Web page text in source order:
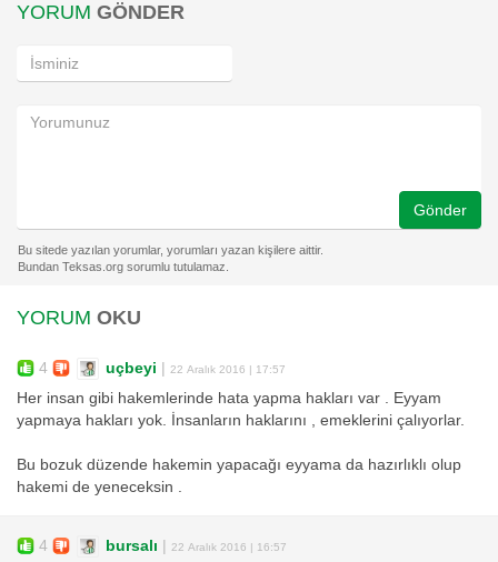
YORUM GÖNDER
Gönder
YORUM OKU
4 uçbeyi | 22 Aralık 2016 | 17:57
Her insan gibi hakemlerinde hata yapma hakları var . Eyyam
yapmaya hakları yok. İnsanların haklarını , emeklerini çalıyorlar.
Bu bozuk düzende hakemin yapacağı eyyama da hazırlıklı olup
hakemi de yeneceksin .
4 bursalı | 22 Aralık 2016 | 16:57